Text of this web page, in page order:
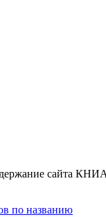
сайта
по названию